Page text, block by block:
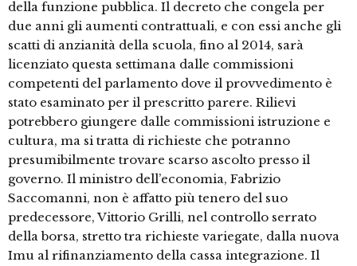
della funzione pubblica. Il decreto che congela per
due anni gli aumenti contrattuali, e con essi anche gli
scatti di anzianità della scuola, fino al 2014, sarà
licenziato questa settimana dalle commissioni
competenti del parlamento dove il provvedimento è
stato esaminato per il prescritto parere. Rilievi
potrebbero giungere dalle commissioni istruzione e
cultura, ma si tratta di richieste che potranno
presumibilmente trovare scarso ascolto presso il
governo. Il ministro dell’economia, Fabrizio
Saccomanni, non è affatto più tenero del suo
predecessore, Vittorio Grilli, nel controllo serrato
della borsa, stretto tra richieste variegate, dalla nuova
Imu al rifinanziamento della cassa integrazione. Il